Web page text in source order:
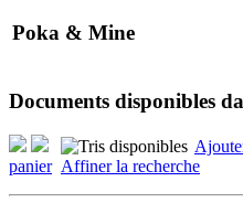
Poka & Mine
Documents disponibles
panier Affiner la recherche